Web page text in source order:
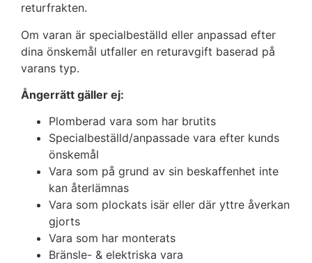
returfrakten.
Om varan är specialbeställd eller anpassad efter
dina önskemål utfaller en returavgift baserad på
varans typ.
Ångerrätt gäller ej:
Plomberad vara som har brutits
Specialbeställd/anpassade vara efter kunds
önskemål
Vara som på grund av sin beskaffenhet inte
kan återlämnas
Vara som plockats isär eller där yttre åverkan
gjorts
Vara som har monterats
Bränsle- & elektriska vara